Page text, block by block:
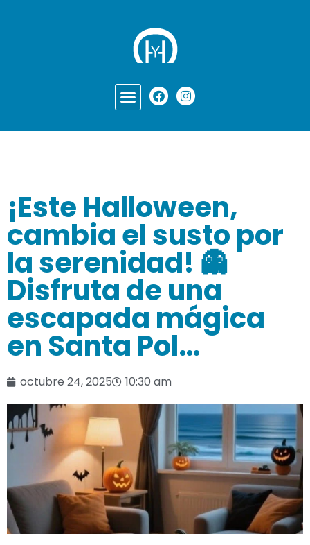
¡Este Halloween,
cambia el susto por
la serenidad! 👻
Disfruta de una
escapada mágica
en Santa Pol…
octubre 24, 2025 10:30 am